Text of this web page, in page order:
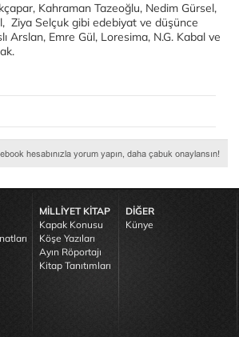
Kahraman Tazeoğlu, Nedim Gürsel,
Ziya Selçuk gibi edebiyat ve düşünce
Arslan, Emre Gül, Loresima, N.G. Kabal ve
MİLLİYET KİTAP
Kapak Konusu
Köşe Yazıları
Ayın Röportajı
Kitap Tanıtımları
DİĞER
Künye